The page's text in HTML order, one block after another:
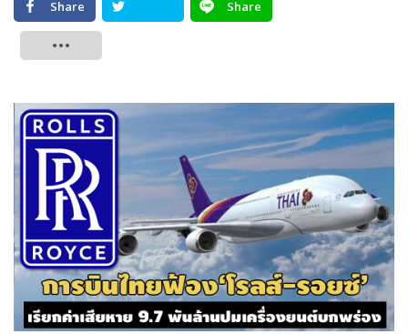
Share
Share